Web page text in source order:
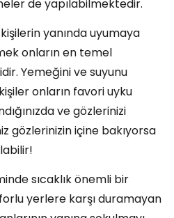
de yapılabilmektedir.
yanında uyumaya
onların en temel
Yemeğini ve suyunu
onların favori uyku
ve gözlerinizi
gözlerinizin içine bakıyorsa
sıcaklık önemli bir
yerlere karşı duramayan